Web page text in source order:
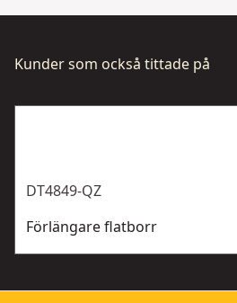
Kunder som också tittade på
DT4849-QZ
Förlängare flatborr